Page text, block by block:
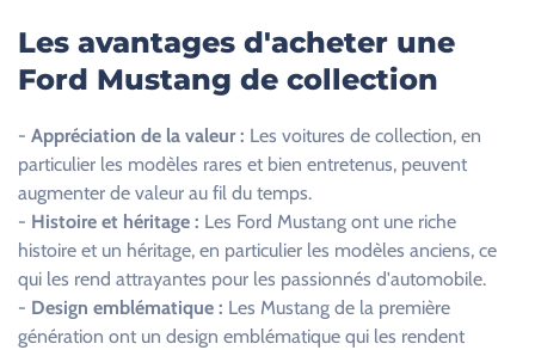
a
i
s
e
r
c
e
c
h
a
Les avantages d'acheter une
Ford Mustang de collection
- Appréciation de la valeur : Les voitures de collection, en
particulier les modèles rares et bien entretenus, peuvent
augmenter de valeur au fil du temps.
- Histoire et héritage : Les Ford Mustang ont une riche
histoire et un héritage, en particulier les modèles anciens, ce
qui les rend attrayantes pour les passionnés d'automobile.
- Design emblématique : Les Mustang de la première
génération ont un design emblématique qui les rendent